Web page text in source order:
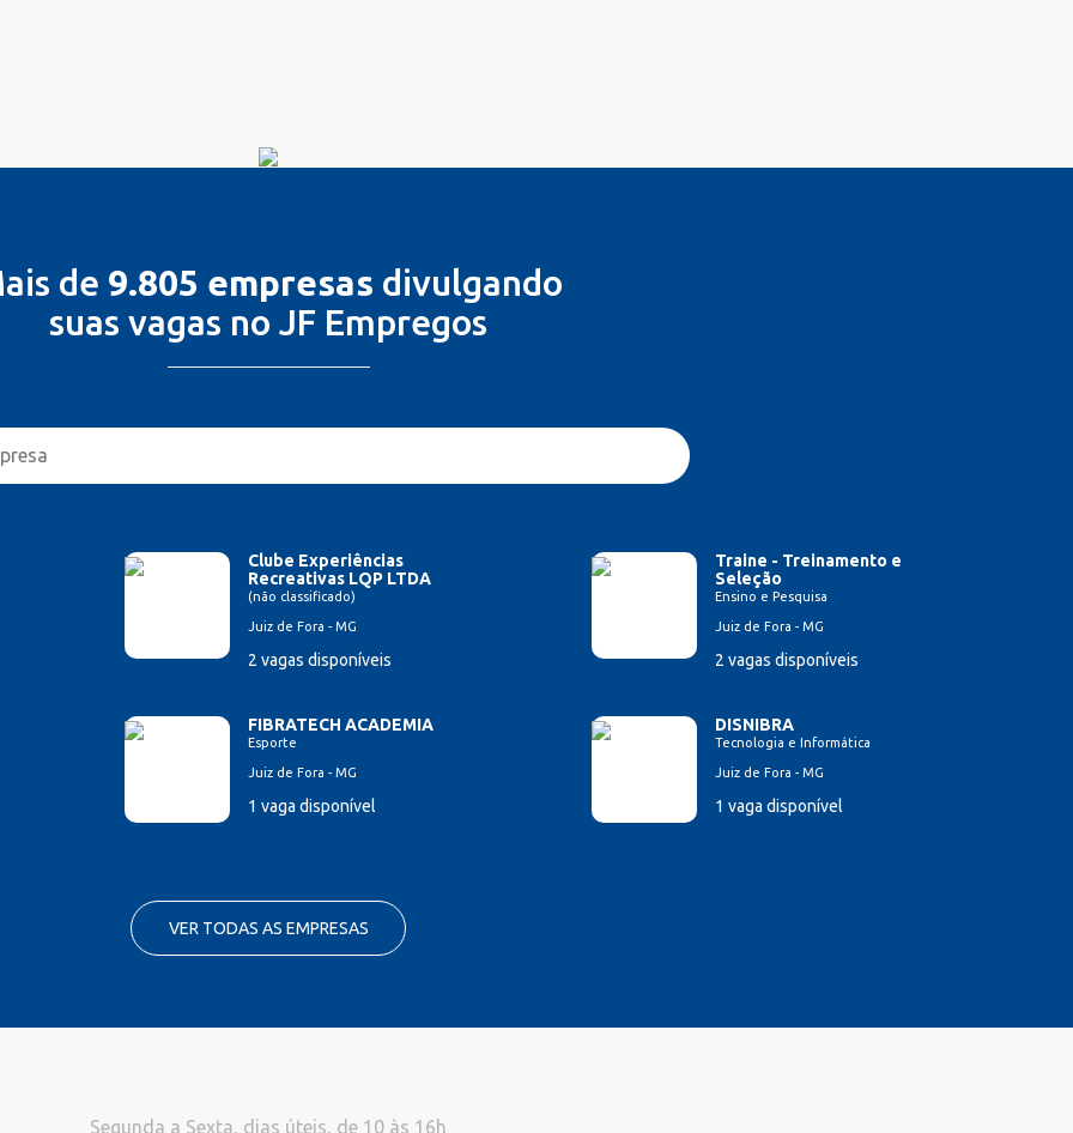
de 9.805 empresas divulgando
suas vagas no JF Empregos
Clube Experiências
Recreativas LQP LTDA
(não classificado)
Juiz de Fora - MG
2 vagas disponíveis
Traine - Treinamento e
Seleção
Ensino e Pesquisa
Juiz de Fora - MG
2 vagas disponíveis
FIBRATECH ACADEMIA
Esporte
Juiz de Fora - MG
1 vaga disponível
DISNIBRA
Tecnologia e Informática
Juiz de Fora - MG
1 vaga disponível
VER TODAS AS EMPRESAS
Segunda a Sexta, dias úteis, de 10 às 16h